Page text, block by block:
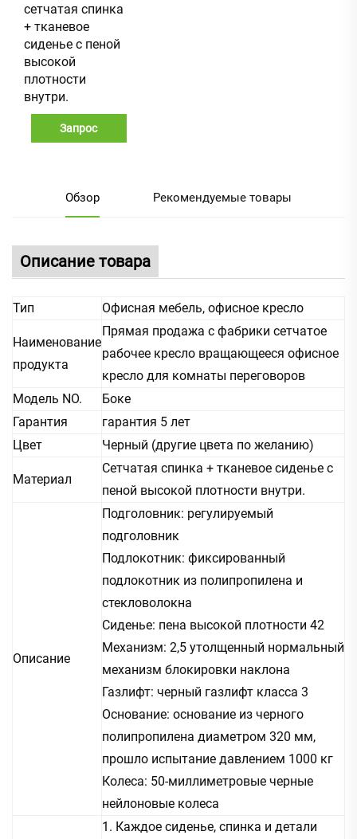
сетчатая спинка
+ тканевое
сиденье с пеной
высокой
плотности
внутри.
Запрос
Обзор Рекомендуемые товары
Описание товара
Тип Офисная мебель, офисное кресло
Наименование
продукта
Прямая продажа с фабрики сетчатое
рабочее кресло вращающееся офисное
кресло для комнаты переговоров
Модель NO.
Боке
Гарантия
гарантия 5 лет
Цвет
Черный (другие цвета по желанию)
Материал
Сетчатая спинка + тканевое сиденье с
пеной высокой плотности внутри.
Описание
Подголовник: регулируемый
подголовник
Подлокотник: фиксированный
подлокотник из полипропилена и
стекловолокна
Сиденье: пена высокой плотности 42
Механизм: 2,5 утолщенный нормальный
механизм блокировки наклона
Газлифт: черный газлифт класса 3
Основание: основание из черного
полипропилена диаметром 320 мм,
прошло испытание давлением 1000 кг
Колеса: 50-миллиметровые черные
нейлоновые колеса
1. Каждое сиденье, спинка и детали